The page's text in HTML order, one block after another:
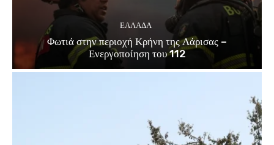
ΕΛΛΑΔΑ
Φωτιά στην περιοχή Κρήνη της Λάρισας –
Ενεργοποίηση του 112